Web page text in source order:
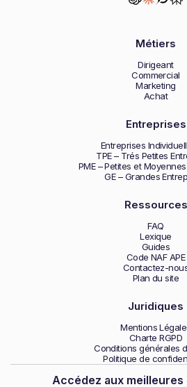
Métiers
Dirigeant
Commercial
Marketing
Achat
Entreprises
Entreprises
TPE – Trés Petites
PME – Petites et
GE – Grandes
Ressources
FAQ
Lexique
Guides
Code NAF APE
Contactez-
Plan du site
Juridiques
Mentions
Charte RGPD
Conditions générales
Politique de
Accédez aux meilleures